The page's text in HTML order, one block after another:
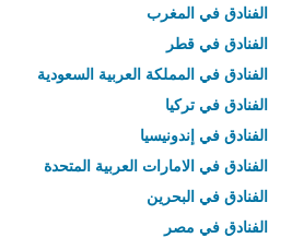
الفنادق في المغرب
الفنادق في قطر
الفنادق في المملكة العربية السعودية
الفنادق في تركيا
الفنادق في إندونيسيا
الفنادق في الامارات العربية المتحدة
الفنادق في البحرين
الفنادق في مصر